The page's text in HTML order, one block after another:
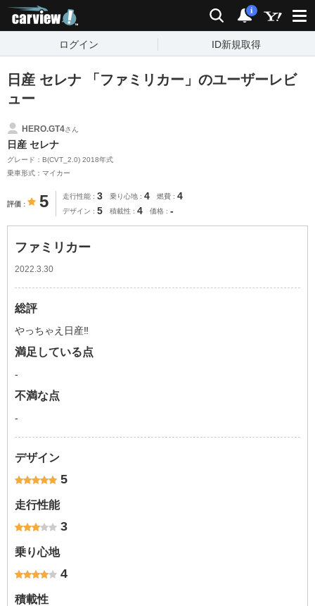
検索 通知
i
ログイン ID新規取得
日産 セレナ 「ファミリカー」のユーザーレビ
ュー
HERO.GT4さん
日産 セレナ
グレード：B(CVT_2.0) 2018年式
乗車形式：マイカー
評価 5 走行性能 3 乗り心地 4 燃費 4
デザイン 5 積載性 4 価格 -
ファミリカー
2022.3.30
総評
やっちゃえ日産‼︎
満足している点
-
不満な点
-
デザイン
5
走行性能
3
乗り心地
4
積載性